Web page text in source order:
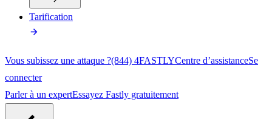
Tarification
Vous subissez une attaque ?(844) 4FASTLYCentre d’assistanceSe
connecter
Parler à un expertEssayez Fastly gratuitement